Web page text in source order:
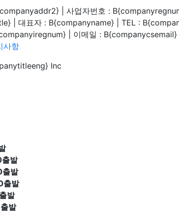
사업자번호 :
| 대표자 : B{companyname}
TEL :
이메일 : B{companycsemail}
사항
Inc
발
출발
출발
발
발